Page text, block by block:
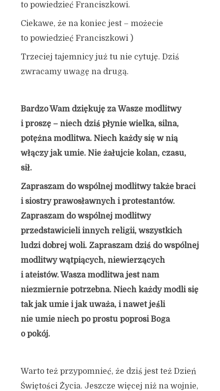
to powiedzieć Franciszkowi.
Ciekawe, że na koniec jest – możecie
to powiedzieć Franciszkowi )
Trzeciej tajemnicy już tu nie cytuję. Dziś
zwracamy uwagę na drugą.
Bardzo Wam dziękuję za Wasze modlitwy
i proszę – niech dziś płynie wielka, silna,
potężna modlitwa. Niech każdy się w nią
włączy jak umie. Nie żałujcie kolan, czasu,
sił.
Zapraszam do wspólnej modlitwy także braci
i siostry prawosławnych i protestantów.
Zapraszam do wspólnej modlitwy
przedstawicieli innych religii, wszystkich
ludzi dobrej woli. Zapraszam dziś do wspólnej
modlitwy wątpiących, niewierzących
i ateistów. Wasza modlitwa jest nam
niezmiernie potrzebna. Niech każdy modli się
tak jak umie i jak uważa, i nawet jeśli
nie umie niech po prostu poprosi Boga
o pokój.
Warto też przypomnieć, że dziś jest też Dzień
Świętości Życia. Jeszcze więcej niż na wojnie,